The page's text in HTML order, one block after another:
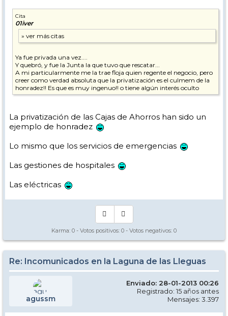
Cita
01iver
Ya fue privada una vez....
Y quebró, y fue la Junta la que tuvo que rescatar...
A mi particularmente me la trae floja quien regente el negocio, pero
creer como verdad absoluta que la privatización es el culmem de la
honradez!! Es que es muy ingenuo!! o tiene algún interés oculto
La privatización de las Cajas de Ahorros han sido un
ejemplo de honradez
Lo mismo que los servicios de emergencias
Las gestiones de hospitales
Las eléctricas
Karma: 0 - Votos positivos: 0 - Votos negativos: 0
Re: Incomunicados en la Laguna de las Lleguas
agussm
Enviado: 28-01-2013 00:26
Registrado: 15 años antes
Mensajes: 3.397